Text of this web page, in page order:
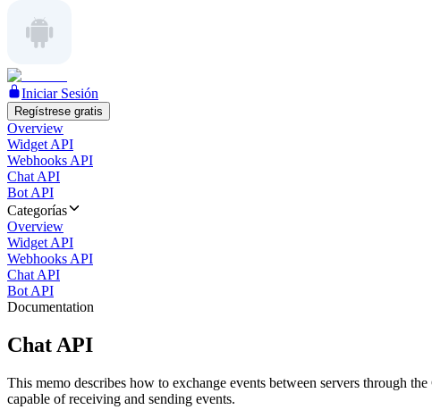
Iniciar Sesión
Regístrese gratis
Overview
Widget API
Webhooks API
Chat API
Bot API
Categorías
Overview
Widget API
Webhooks API
Chat API
Bot API
Documentation
Chat API
This memo describes how to exchange events between servers through
capable of receiving and sending events.